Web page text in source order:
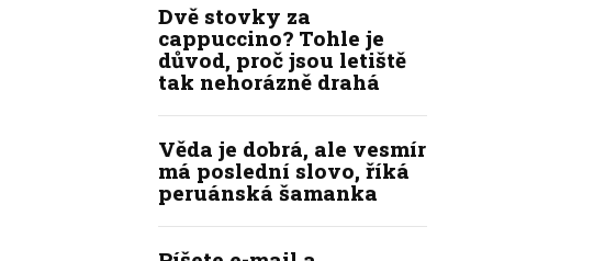
Dvě stovky za
cappuccino? Tohle je
důvod, proč jsou letiště
tak nehorázně drahá
Věda je dobrá, ale vesmír
má poslední slovo, říká
peruánská šamanka